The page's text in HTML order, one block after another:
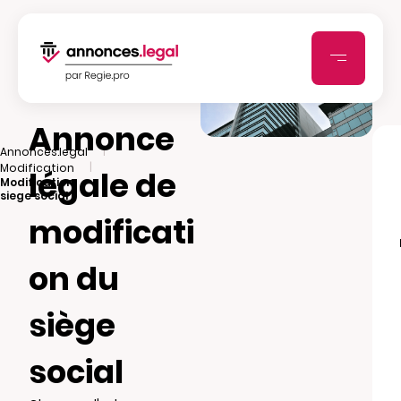
Annonces.legal
|
Modification
|
Modification
siege social
Annonce
légale de
modificati
on du
siège
social